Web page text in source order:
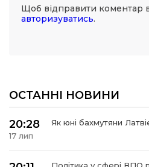
Щоб відправити коментар
авторизуватись.
ОСТАННІ НОВИНИ
20:28
17 лип
Як юні бахмутяни